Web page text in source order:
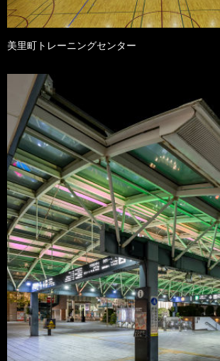
美里町トレーニングセンター